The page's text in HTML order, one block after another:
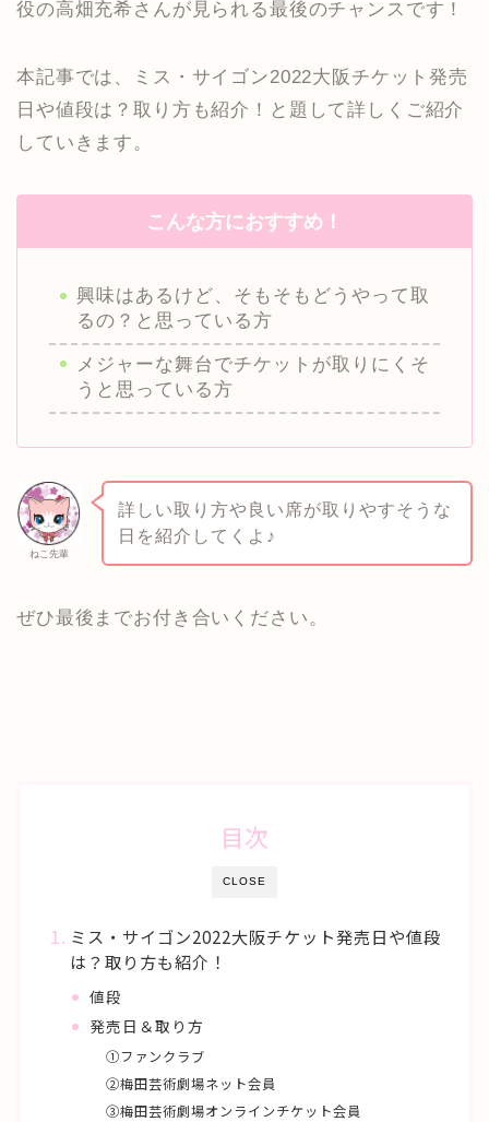
役の高畑充希さんが見られる最後のチャンスです！
本記事では、ミス・サイゴン2022大阪チケット発売
日や値段は？取り方も紹介！と題して詳しくご紹介
していきます。
こんな方におすすめ！
興味はあるけど、そもそもどうやって取
るの？と思っている方
メジャーな舞台でチケットが取りにくそ
うと思っている方
ねこ先輩
詳しい取り方や良い席が取りやすそうな
日を紹介してくよ♪
ぜひ最後までお付き合いください。
CLOSE
目次
ミス・サイゴン2022大阪チケット発売日や値段
は？取り方も紹介！
値段
発売日＆取り方
①ファンクラブ
②梅田芸術劇場ネット会員
③梅田芸術劇場オンラインチケット会員